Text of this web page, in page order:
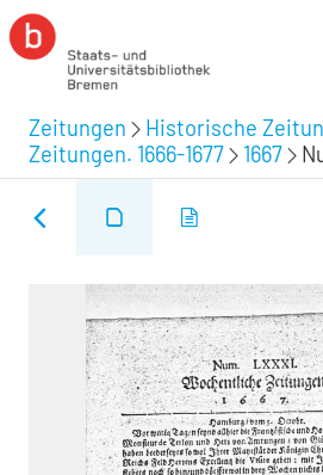
Zeitungen Historische
Zeitungen. 1666-1677
1667